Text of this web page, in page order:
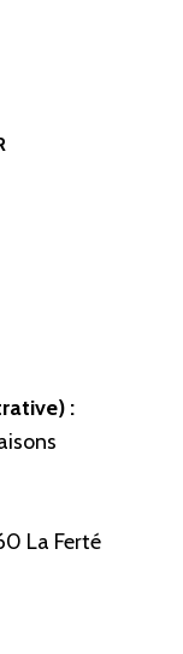
:
La Ferté